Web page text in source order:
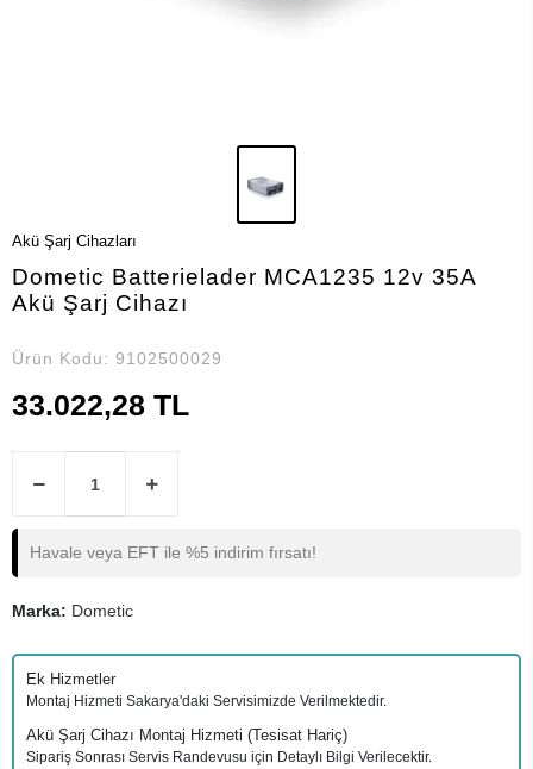
Akü Şarj Cihazları
Dometic Batterielader MCA1235 12v 35A
Akü Şarj Cihazı
Ürün Kodu: 9102500029
33.022,28 TL
Havale veya EFT ile %5 indirim fırsatı!
Marka: Dometic
Ek Hizmetler
Montaj Hizmeti Sakarya'daki Servisimizde Verilmektedir.
Akü Şarj Cihazı Montaj Hizmeti (Tesisat Hariç)
Sipariş Sonrası Servis Randevusu için Detaylı Bilgi Verilecektir.